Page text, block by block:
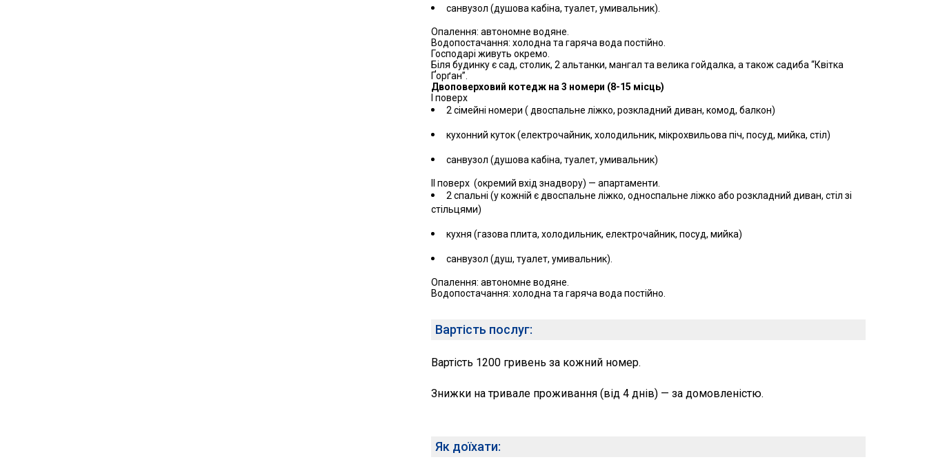
санвузол (душова кабіна, туалет, умивальник).
Опалення: автономне водяне.
Водопостачання: холодна та гаряча вода постійно.
Господарі живуть окремо.
Біля будинку є сад, столик, 2 альтанки, мангал та велика гойдалка, а також садиба “Квітка
Ґорґан”.
Двоповерховий котедж на 3 номери (8-15 місць)
I поверx
2 сімейні номери ( двоспальне ліжко, розкладний диван, комод, балкон)
кухонний куток (електрочайник, холодильник, мікрохвильова піч, посуд, мийка, стіл)
санвузол (душова кабіна, туалет, умивальник)
II поверx (окремий вхід знадвору) — апартаменти.
2 спальні (у кожній є двоспальне ліжко, односпальне ліжко або розкладний диван, стіл зі
стільцями)
кухня (газова плита, холодильник, електрочайник, посуд, мийка)
санвузол (душ, туалет, умивальник).
Опалення: автономне водяне.
Водопостачання: холодна та гаряча вода постійно.
Вартість послуг:
Вартість 1200 гривень за кожний номер.
Знижки на тривале проживання (від 4 днів) — за домовленістю.
Як доїхати: